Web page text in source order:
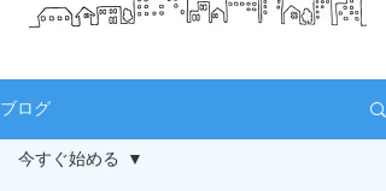
ブログ
今すぐ始める